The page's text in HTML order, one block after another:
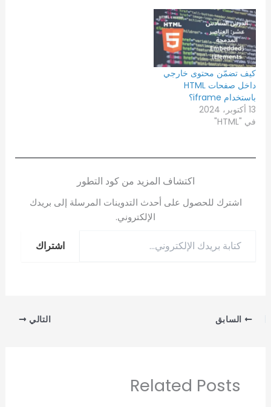
كيف تضمّن محتوى خارجي
داخل صفحات HTML
باستخدام iframe؟
13 أكتوبر، 2024
في "HTML"
اكتشاف المزيد من كود التطور
اشترك للحصول على أحدث التدوينات المرسلة إلى بريدك
الإلكتروني.
اشتراك
السابق التالي
Related Posts